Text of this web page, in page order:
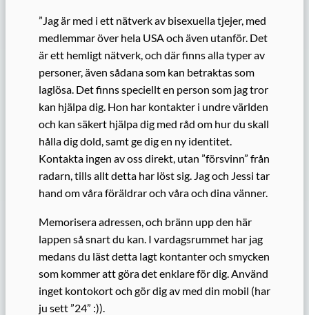
”Jag är med i ett nätverk av bisexuella tjejer, med
medlemmar över hela USA och även utanför. Det
är ett hemligt nätverk, och där finns alla typer av
personer, även sådana som kan betraktas som
laglösa. Det finns speciellt en person som jag tror
kan hjälpa dig. Hon har kontakter i undre världen
och kan säkert hjälpa dig med råd om hur du skall
hålla dig dold, samt ge dig en ny identitet.
Kontakta ingen av oss direkt, utan ”försvinn” från
radarn, tills allt detta har löst sig. Jag och Jessi tar
hand om våra föräldrar och våra och dina vänner.
Memorisera adressen, och bränn upp den här
lappen så snart du kan. I vardagsrummet har jag
medans du läst detta lagt kontanter och smycken
som kommer att göra det enklare för dig. Använd
inget kontokort och gör dig av med din mobil (har
ju sett ”24” :)).